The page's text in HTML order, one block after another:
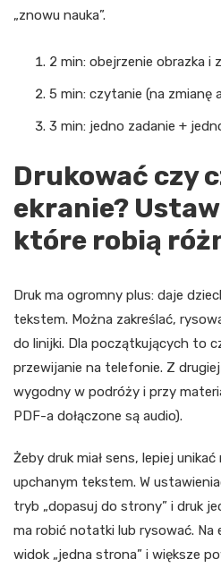
„znowu nauka”.
2 min: obejrzenie obrazka i
5 min: czytanie (na zmianę
3 min: jedno zadanie +
Drukować czy
ekranie?
które robią
Druk ma ogromny plus: daje
tekstem. Można zakreślać,
do linijki. Dla początkujących to
przewijanie na telefonie. Z
wygodny w podróży i przy
PDF-a dołączone są audio).
Żeby druk miał sens, lepiej
upchanym tekstem. W
tryb „dopasuj do strony” i druk
ma robić notatki lub rysować. Na
widok „jedna strona” i większe